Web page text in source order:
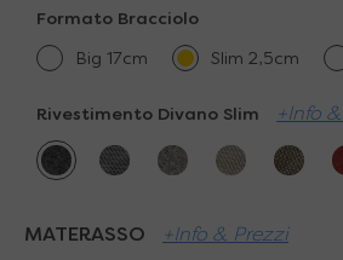
Formato Bracciolo
Big 17cm Slim 2,5cm
Rivestimento Divano Slim +Info
MATERASSO +Info & Prezzi